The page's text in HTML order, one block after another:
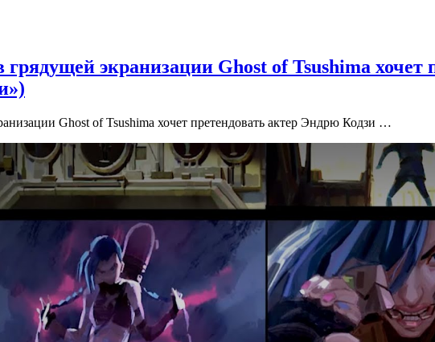
экранизации Ghost of Tsushima хочет
Ghost of Tsushima хочет претендовать актер Эндрю Кодзи …